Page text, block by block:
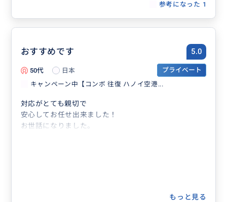
方やお土産で荷物が増えた方はその事をチャットなどで
相談されるとスムーズかと思います。
参考になった 1
おすすめです 5.0
50代 日本
プライベート
キャンペーン中【コンボ 往復 ハノイ空港...
対応がとても親切で
安心してお任せ出来ました！
お世話になりました。
もっと見る